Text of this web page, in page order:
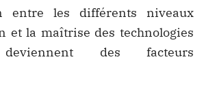
entre les différents niveaux
et la maîtrise des technologies
deviennent des facteurs